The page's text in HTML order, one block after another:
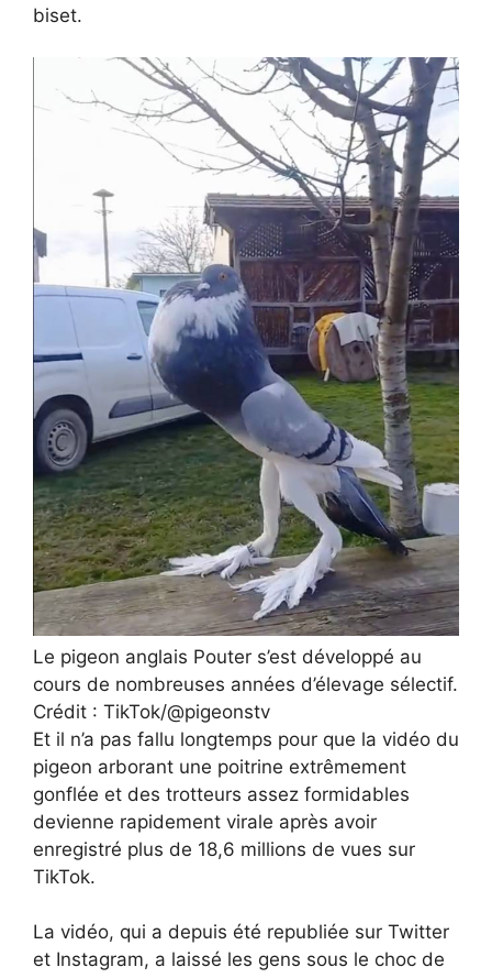
biset.
Le pigeon anglais Pouter s’est développé au
cours de nombreuses années d’élevage sélectif.
Crédit : TikTok/@pigeonstv
Et il n’a pas fallu longtemps pour que la vidéo du
pigeon arborant une poitrine extrêmement
gonflée et des trotteurs assez formidables
devienne rapidement virale après avoir
enregistré plus de 18,6 millions de vues sur
TikTok.
La vidéo, qui a depuis été republiée sur Twitter
et Instagram, a laissé les gens sous le choc de